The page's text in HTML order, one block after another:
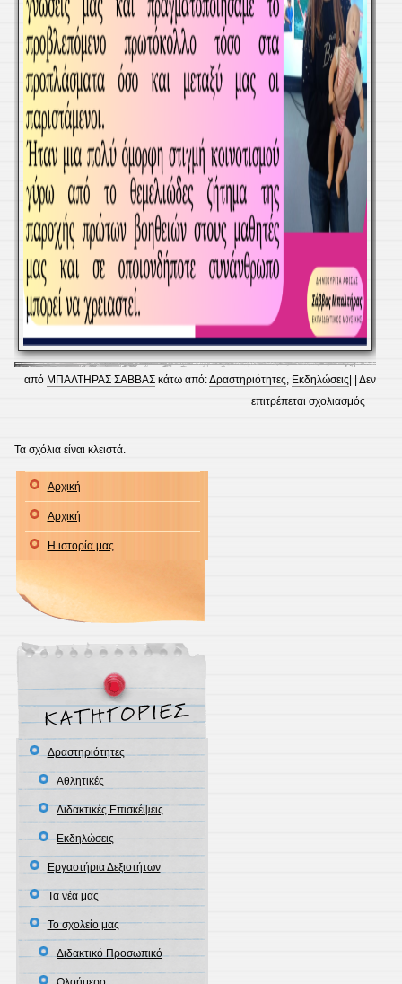
από ΜΠΑΛΤΗΡΑΣ ΣΑΒΒΑΣ κάτω από:Δραστηριότητες, Εκδηλώσεις | |Δεν
επιτρέπεται σχολιασμός
Τα σχόλια είναι κλειστά.
Αρχική
Αρχική
Η ιστορία μας
Δραστηριότητες
Αθλητικές
Διδακτικές Επισκέψεις
Εκδηλώσεις
Εργαστήρια Δεξιοτήτων
Τα νέα μας
Το σχολείο μας
Διδακτικό Προσωπικό